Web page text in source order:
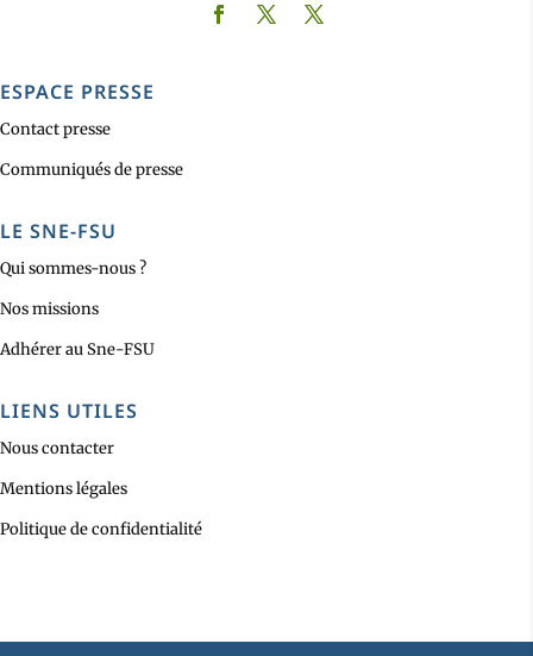
ESPACE PRESSE
Contact presse
Communiqués de presse
LE SNE-FSU
Qui sommes-nous ?
Nos missions
Adhérer au Sne-FSU
LIENS UTILES
Nous contacter
Mentions légales
Politique de confidentialité